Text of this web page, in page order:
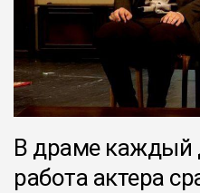
В драме каждый
работа актера